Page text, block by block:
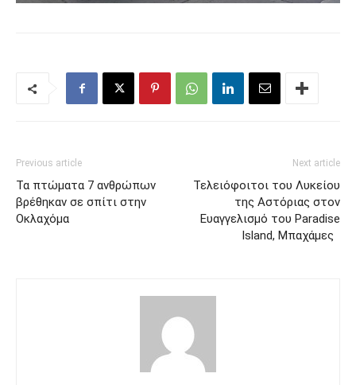
Previous article
Τα πτώματα 7 ανθρώπων
βρέθηκαν σε σπίτι στην
Οκλαχόμα
Next article
Τελειόφοιτοι του Λυκείου
της Αστόριας στον
Ευαγγελισμό του Paradise
Island, Μπαχάμες